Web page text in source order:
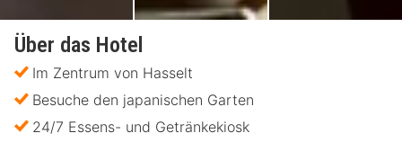
Über das Hotel
Im Zentrum von Hasselt
Besuche den japanischen Garten
24/7 Essens- und Getränkekiosk